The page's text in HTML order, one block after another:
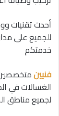
أحدث تقنيات
خدمتكم
فنيين
لجميع مناطق